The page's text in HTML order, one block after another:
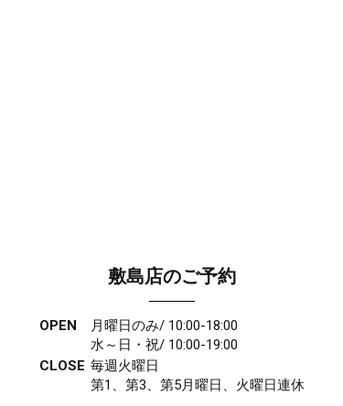
敷島店のご予約
OPEN
月曜日のみ/ 10:00-18:00
水～日・祝/ 10:00-19:00
CLOSE 毎週火曜日
第1、第3、第5月曜日、火曜日連休